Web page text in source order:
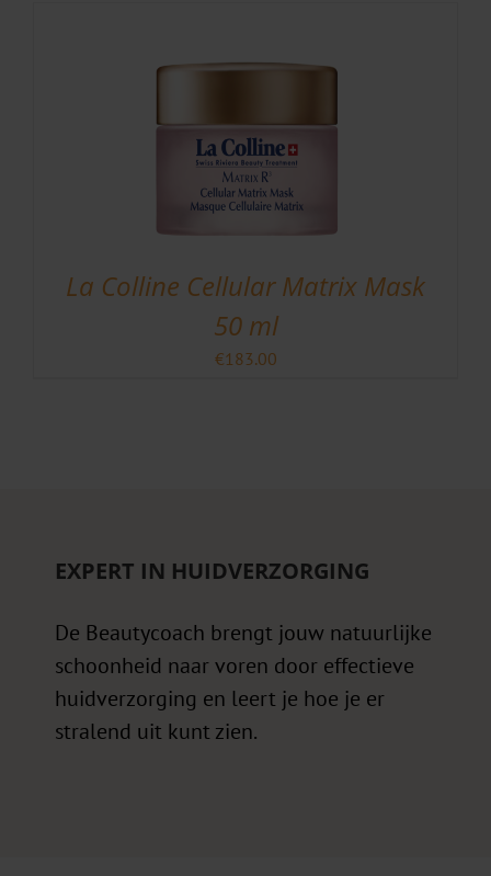
La Colline Cellular Matrix Mask
50 ml
€183.00
EXPERT IN HUIDVERZORGING
De Beautycoach brengt jouw natuurlijke
schoonheid naar voren door effectieve
huidverzorging en leert je hoe je er
stralend uit kunt zien.